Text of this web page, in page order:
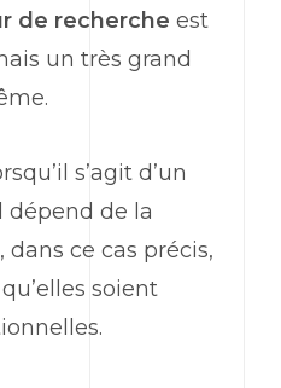
de recherche est
un très grand
s’agit d’un
dépend de la
ce cas précis,
soient